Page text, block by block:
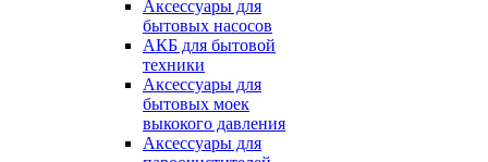
Аксессуары для
бытовых насосов
АКБ для бытовой
техники
Аксессуары для
бытовых моек
выкокого давления
Аксессуары для